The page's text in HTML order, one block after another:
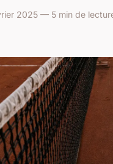
2025 — 5 min de